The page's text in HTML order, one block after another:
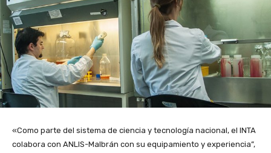
«Como parte del sistema de ciencia y tecnología nacional, el INTA
colabora con ANLIS-Malbrán con su equipamiento y experiencia”,